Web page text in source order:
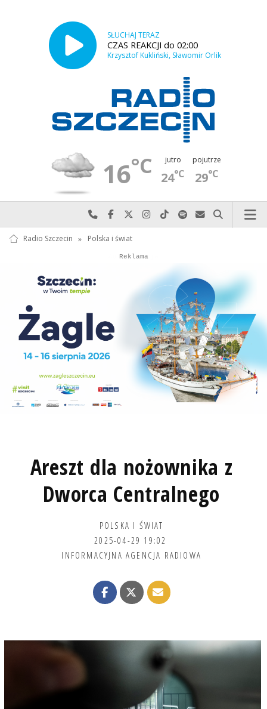
SŁUCHAJ TERAZ
CZAS REAKCJI do 02:00
Krzysztof Kukliński, Sławomir Orlik
16°C jutro
24°C
pojutrze
29°C
Najlepiej po prostu do nas zadzwoń
Odwiedź nas na Facebook-u
Odwiedź nas na X
Odwiedź nas na Instagram-ie
Odwiedź nas na TikTok-u
Szukaj nas na Spotify
Wyślij do nas
Szukaj
Radio Szczecin » Polska i świat
Autopromocja
Reklama
Autopromocja
Areszt dla nożownika z
Dworca Centralnego
POLSKA I ŚWIAT
2025-04-29 19:02
INFORMACYJNA AGENCJA RADIOWA